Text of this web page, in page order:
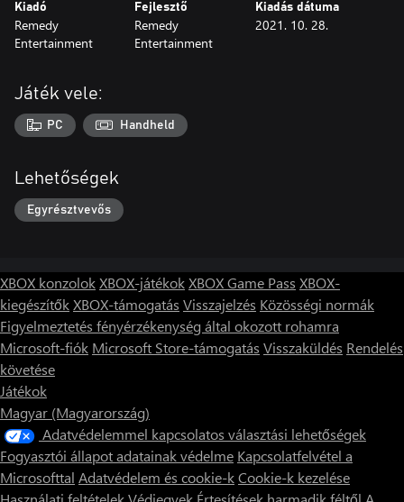
Kiadó
Remedy
Entertainment
Fejlesztő
Remedy
Entertainment
Kiadás dátuma
2021. 10. 28.
Játék vele:
PC Handheld
Lehetőségek
Egyrésztvevős
XBOX konzolokXBOX-játékokXBOX Game Pass XBOX-
kiegészítőkXBOX-támogatás Visszajelzés Közösségi normák
Figyelmeztetés fényérzékenység által okozott rohamra
Microsoft-fiók Microsoft Store-támogatás Visszaküldés Rendelés
követése
Játékok
Magyar (Magyarország)
Adatvédelemmel kapcsolatos választási lehetőségek
Fogyasztói állapot adatainak védelme Kapcsolatfelvétel a
Microsofttal Adatvédelem és cookie-kCookie-k kezelése